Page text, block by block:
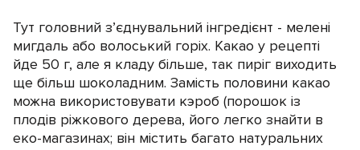
Тут головний з’єднувальний інгредієнт - мелені
мигдаль або волоський горіх. Какао у рецепті
йде 50 г, але я кладу більше, так пиріг виходить
ще більш шоколадним. Замість половини какао
можна використовувати кэроб (порошок із
плодів ріжкового дерева, його легко знайти в
еко-магазинах; він містить багато натуральних